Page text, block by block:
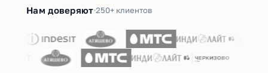
Нам доверяют 250+ клиентов